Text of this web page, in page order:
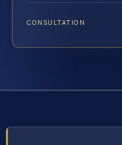
CONSULTATION